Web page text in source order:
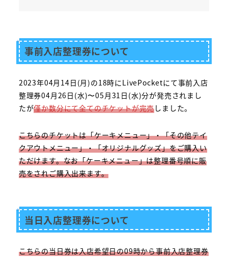
事前入店整理券について
2023年04月14日(月)の18時にLivePocketにて事前入店
整理券04月26日(水)〜05月31日(水)分が発売されまし
たが僅か数分にて全てのチケットが完売しました。
こちらのチケットは「ケーキメニュー」・「その他テイ
クアウトメニュー」・「オリジナルグッズ」をご購入い
ただけます。なお「ケーキメニュー」は整理番号順に販
売をされご購入出来ます。
当日入店整理券について
こちらの当日券は入店希望日の09時から事前入店整理券